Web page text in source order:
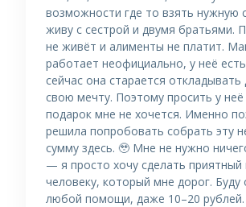
возможности где то взять нужную
живу с сестрой и двумя братьями.
не живёт и алименты не платит.
работает неофициально, у неё
сейчас она старается откладывать
свою мечту. Поэтому просить у неё
подарок мне не хочется. Именно
решила попробовать собрать эту
сумму здесь. 🥹 Мне не нужно
— я просто хочу сделать приятный
человеку, который мне дорог. Буду
любой помощи, даже 10–20 рублей.